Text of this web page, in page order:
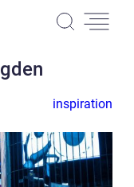
inspiration